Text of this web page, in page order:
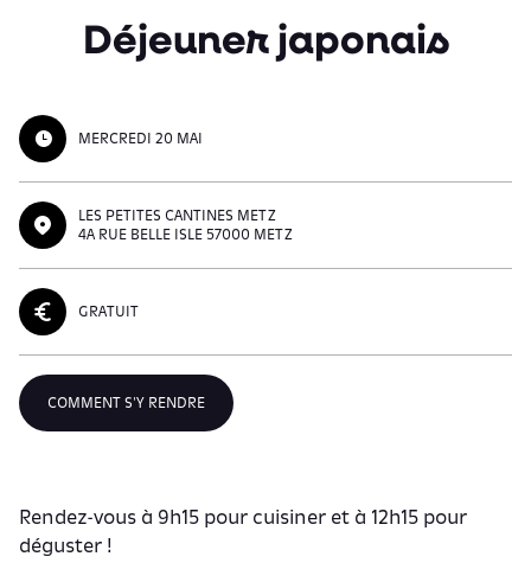
Déjeuner japonais
MERCREDI 20 MAI
LES PETITES CANTINES METZ
4A RUE BELLE ISLE 57000 METZ
GRATUIT
COMMENT S'Y RENDRE
Rendez-vous à 9h15 pour cuisiner et à 12h15 pour
déguster !